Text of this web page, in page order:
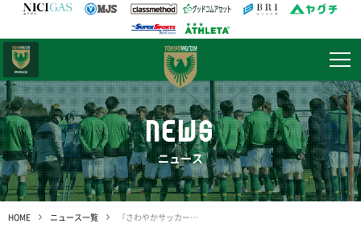
NEWS
ニュース
HOME ニュース一覧 『さわやかサッカー教室 in 板橋』を開催しました！